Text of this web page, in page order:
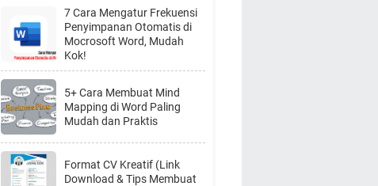
7 Cara Mengatur Frekuensi
Penyimpanan Otomatis di
Mocrosoft Word, Mudah
Kok!
5+ Cara Membuat Mind
Mapping di Word Paling
Mudah dan Praktis
Format CV Kreatif (Link
Download & Tips Membuat